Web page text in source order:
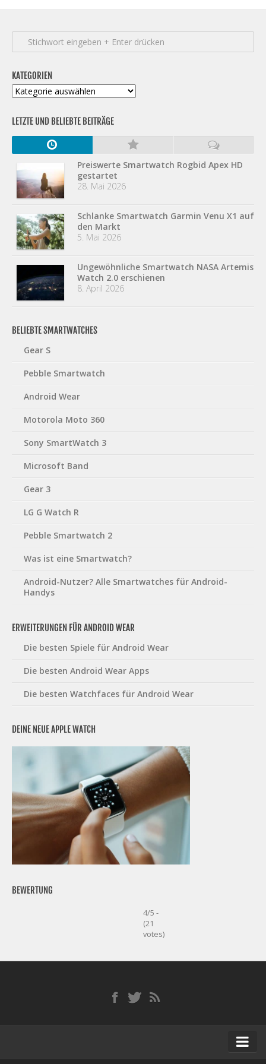
KATEGORIEN
Kategorien
LETZTE UND BELIEBTE BEITRÄGE
Preiswerte Smartwatch Rogbid Apex HD
gestartet
28. Mai 2026
Schlanke Smartwatch Garmin Venu X1 auf
den Markt
5. Mai 2026
Ungewöhnliche Smartwatch NASA Artemis
Watch 2.0 erschienen
8. April 2026
BELIEBTE SMARTWATCHES
Gear S
Pebble Smartwatch
Android Wear
Motorola Moto 360
Sony SmartWatch 3
Microsoft Band
Gear 3
LG G Watch R
Pebble Smartwatch 2
Was ist eine Smartwatch?
Android-Nutzer? Alle Smartwatches für Android-
Handys
ERWEITERUNGEN FÜR ANDROID WEAR
Die besten Spiele für Android Wear
Die besten Android Wear Apps
Die besten Watchfaces für Android Wear
DEINE NEUE APPLE WATCH
BEWERTUNG
4/5 -
(21
votes)